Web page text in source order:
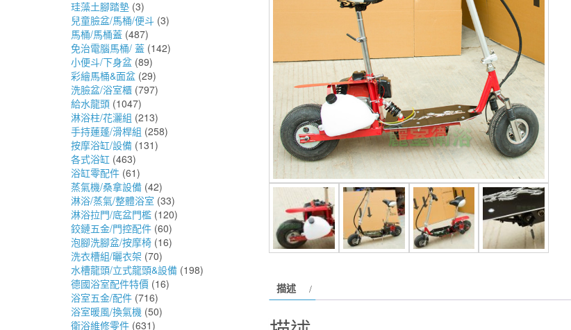
珪藻土腳踏墊 (3)
兒童臉盆/馬桶/便斗 (3)
馬桶/馬桶蓋 (487)
免治電腦馬桶/ 蓋 (142)
小便斗/下身盆 (89)
彩繪馬桶&面盆 (29)
洗臉盆/浴室櫃 (797)
給水龍頭 (1047)
淋浴柱/花灑組 (213)
手持蓮蓬/滑桿組 (258)
按摩浴缸/設備 (131)
各式浴缸 (463)
浴缸零配件 (61)
蒸氣機/桑拿設備 (42)
淋浴/蒸氣/整體浴室 (33)
淋浴拉門/底盆門檻 (120)
鉸鏈五金/門控配件 (60)
泡腳洗腳盆/按摩椅 (16)
洗衣槽組/曬衣架 (70)
水槽龍頭/立式龍頭&設備 (198)
德國浴室配件特價 (16)
浴室五金/配件 (716)
浴室暖風/換氣機 (50)
衛浴維修零件 (631)
描述